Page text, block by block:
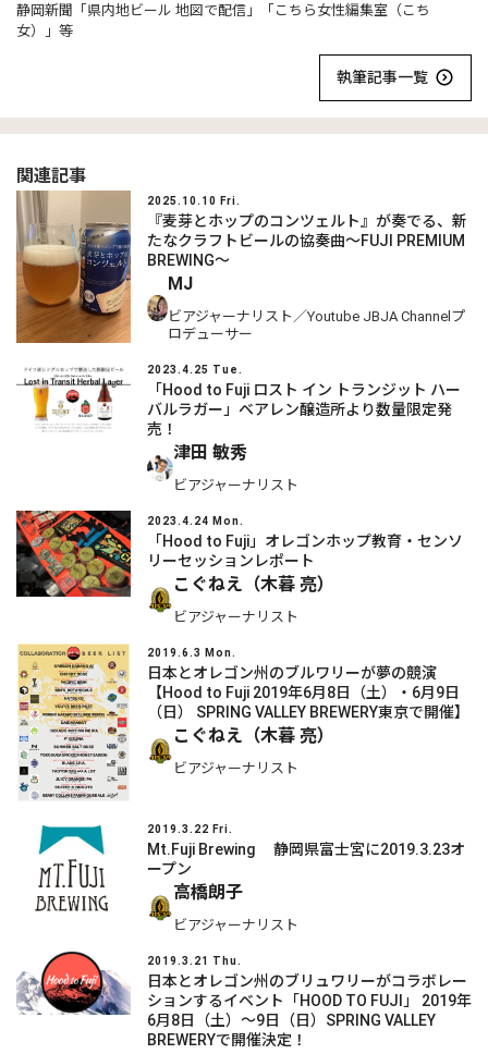
静岡新聞「県内地ビール 地図で配信」「こちら女性編集室（こち
女）」等
執筆記事一覧
関連記事
2025.10.10 Fri.
『麦芽とホップのコンツェルト』が奏でる、新
たなクラフトビールの協奏曲～FUJI PREMIUM
BREWING～
MJ
ビアジャーナリスト／Youtube JBJA Channelプ
ロデューサー
2023.4.25 Tue.
「Hood to Fuji ロスト イン トランジット ハー
バルラガー」ベアレン醸造所より数量限定発
売！
津田 敏秀
ビアジャーナリスト
2023.4.24 Mon.
「Hood to Fuji」オレゴンホップ教育・センソ
リーセッションレポート
こぐねえ（木暮 亮）
ビアジャーナリスト
2019.6.3 Mon.
日本とオレゴン州のブルワリーが夢の競演
【Hood to Fuji 2019年6月8日（土）・6月9日
（日） SPRING VALLEY BREWERY東京で開催】
こぐねえ（木暮 亮）
ビアジャーナリスト
2019.3.22 Fri.
Mt.Fuji Brewing 静岡県富士宮に2019.3.23オ
ープン
高橋朗子
ビアジャーナリスト
2019.3.21 Thu.
日本とオレゴン州のブリュワリーがコラボレー
ションするイベント「HOOD TO FUJI」 2019年
6月8日（土）～9日（日）SPRING VALLEY
BREWERYで開催決定！